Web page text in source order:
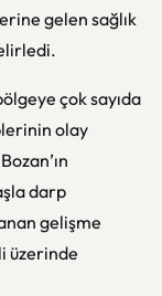
gelen sağlık
çok sayıda
olay
darp
gelişme
üzerinde